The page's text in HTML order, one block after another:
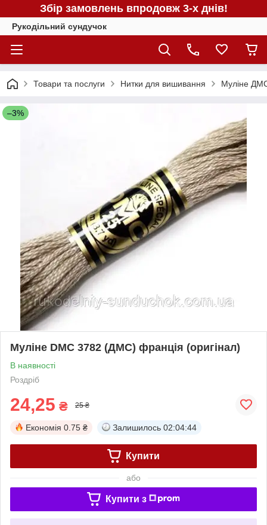
Збір замовлень впродовж 3-х днів!
Рукодільний сундучок
Товари та послуги Нитки для вишивання Муліне
–3%
Муліне DMC 3782 (ДМС) франція (оригінал)
В наявності
Роздріб
24,25 ₴ 25 ₴
Економія 0.75 ₴ Залишилось 02:04:43
Купити
або
Купити з